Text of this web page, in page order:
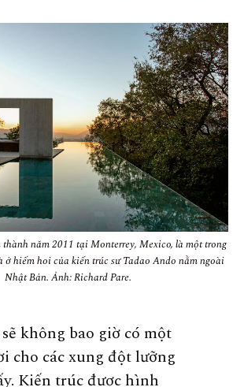
năm 2011 tại Monterrey, Mexico, là một trong
ở hiếm hoi của kiến trúc sư Tadao Ando nằm ngoài
Nhật Bản. Ảnh: Richard Pare.
không bao giờ có một
cho các xung đột lưỡng
Kiến trúc được hình